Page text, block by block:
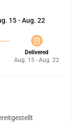
15 - Aug. 22
Delivered
Aug. 15 - Aug. 22